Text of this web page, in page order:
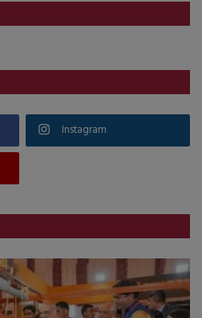
Instagram